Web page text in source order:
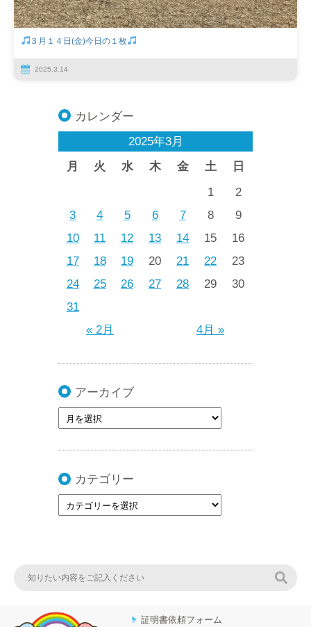
３月１４日(金)今日の１枚
2025.3.14
カレンダー
2025年3月
月
火 水 木 金 土 日
« 2月 4月 »
1
2
3
4 5 6 7 8
9
10
11 12 13 14 15
16
17
18 19 20 21 22
23
24
25 26 27 28 29
30
31
アーカイブ
カテゴリー
証明書依頼フォーム